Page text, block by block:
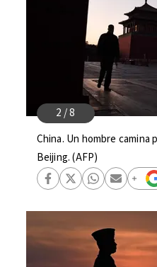
China. Un hombre camina
Beijing. (AFP)